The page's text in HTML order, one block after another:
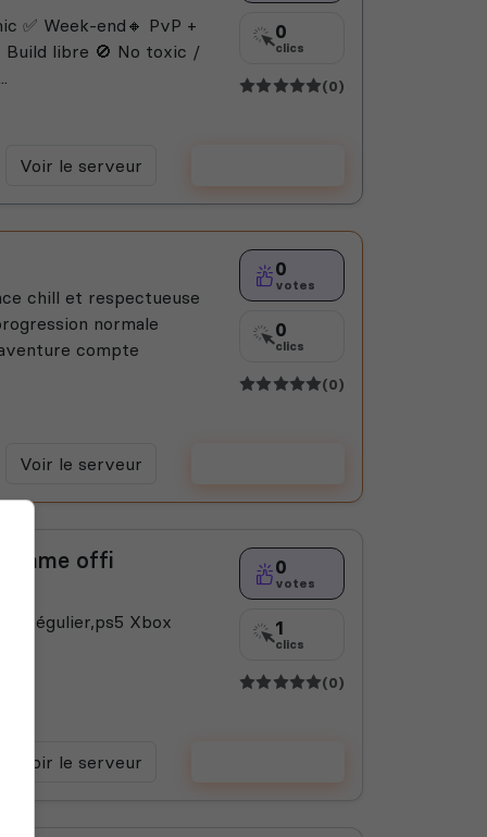
✅ Week-end🔸 PvP +
Build libre 🚫 No toxic /
0
clics
(0)
Voir le serveur
chill et respectueuse
normale
compte
0
votes
0
clics
(0)
Voir le serveur
offi
régulier,ps5 Xbox
0
votes
1
clics
(0)
Voir le serveur